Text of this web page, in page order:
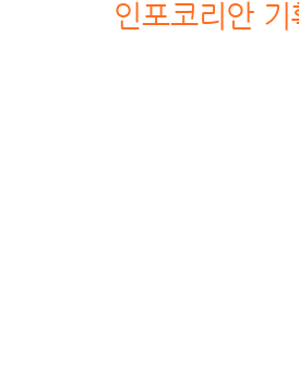
인포코리안 기